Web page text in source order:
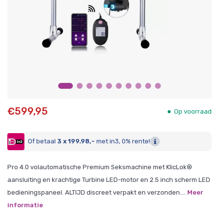
€599,95 Op voorraad
Of betaal 3 x 199.98,- met in3, 0% rente!
Pro 4.0 volautomatische Premium Seksmachine met KlicLok®
aansluiting en krachtige Turbine LED-motor en 2.5 inch scherm LED
bedieningspaneel. ALTIJD discreet verpakt en verzonden.... Meer
informatie